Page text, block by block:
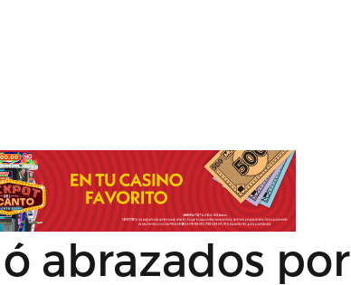
abrazados por